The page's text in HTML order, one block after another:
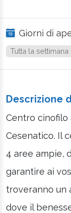
Giorni di
Tutta la settimana
Descrizione
Centro cinofilo
Cesenatico. Il
4 aree ampie,
garantire ai
troveranno un
dove il